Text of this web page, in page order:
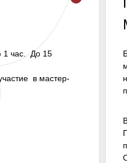
МАСТЕРА.
1 час. До 15
в мастер-